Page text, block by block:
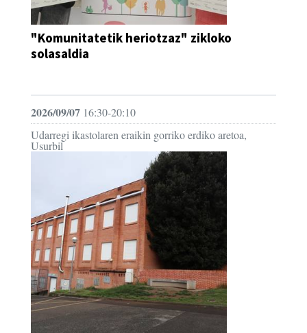
"Komunitatetik heriotzaz" zikloko
solasaldia
2026/09/07 16:30-20:10
Udarregi ikastolaren eraikin gorriko erdiko aretoa,
Usurbil